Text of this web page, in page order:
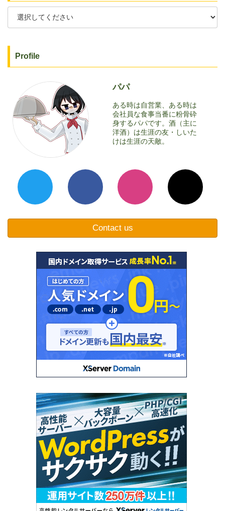
Profile
パパ
ある時は自営業、ある時は
会社員な食事当番に粉骨砕
身するパパです。酒（主に
洋酒）は生涯の友・しいた
けは生涯の天敵。
Contact us